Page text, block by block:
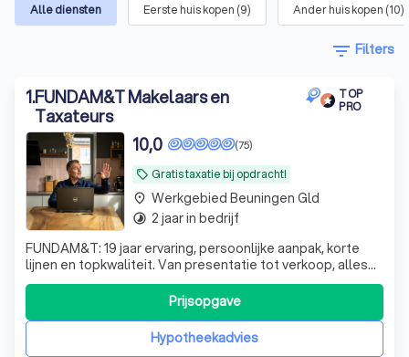
Alle diensten Eerste huis kopen (9) Ander huis kopen (10)
filter_list Filters
1.FUNDAM&T Makelaars en
Taxateurs
TOP
PRO
local_offer Gratis taxatie bij opdracht!
(75)
10,0
FUNDAM&T: 19 jaar ervaring, persoonlijke aanpak, korte
lijnen en topkwaliteit. Van presentatie tot verkoop, alles
wordt zorgeloos geregeld. Succesvol
verkopen/aankopen? Bel/mail voor een goed vervolg.
Hypotheekadvies
Prijsopgave
place Werkgebied Beuningen Gld
timelapse 2 jaar in bedrijf